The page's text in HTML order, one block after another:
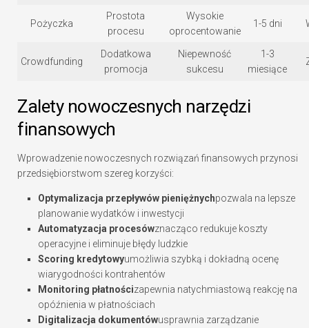
Pożyczka
Prostota
procesu
Wysokie
oprocentowanie
1-5 dni
Crowdfunding
Dodatkowa
promocja
Niepewność
sukcesu
1-3
miesiące
Zalety nowoczesnych narzędzi
finansowych
Wprowadzenie nowoczesnych rozwiązań finansowych przynosi
przedsiębiorstwom szereg korzyści:
Optymalizacja przepływów pieniężnychpozwala na lepsze
planowanie wydatków i inwestycji
Automatyzacja procesówznacząco redukuje koszty
operacyjne i eliminuje błędy ludzkie
Scoring kredytowyumożliwia szybką i dokładną ocenę
wiarygodności kontrahentów
Monitoring płatnościzapewnia natychmiastową reakcję na
opóźnienia w płatnościach
Digitalizacja dokumentówusprawnia zarządzanie